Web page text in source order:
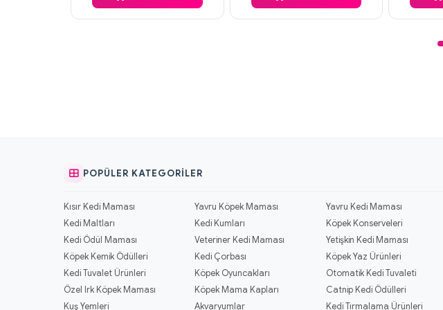
POPÜLER KATEGORILER
Kısır Kedi Maması Yavru Köpek Maması
Yavru Kedi Maması
Kedi Maltları
Kedi Kumları
Köpek Konserveleri
Kedi Ödül Maması
Veteriner Kedi Maması
Yetişkin Kedi Maması
Köpek Kemik Ödülleri
Kedi Çorbası
Köpek Yaz Ürünleri
Kedi Tuvalet Ürünleri
Köpek Oyuncakları
Otomatik Kedi Tuvaleti
Özel Irk Köpek Maması
Köpek Mama Kapları
Catnip Kedi Ödülleri
Kuş Yemleri
Akvaryumlar Kedi Tırmalama Ürünleri